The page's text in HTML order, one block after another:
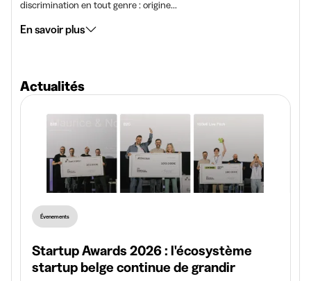
discrimination en tout genre : origine...
En savoir plus
Actualités
Évenements
Startup Awards 2026 : l'écosystème
startup belge continue de grandir